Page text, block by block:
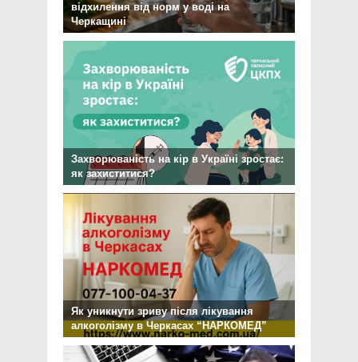
відхилення від норм у воді на
Черкащині
Захворюваність на кір в Україні зростає:
як захиститися?
Як уникнути зриву після лікування
алкоголізму в Черкасах “НАРКОМЕД”